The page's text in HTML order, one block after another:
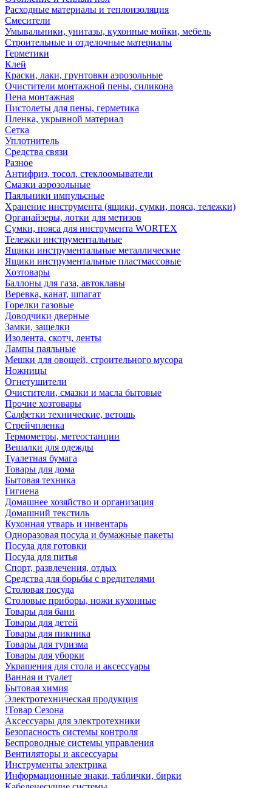
Расходные материалы и теплоизоляция
Смесители
Умывальники, унитазы, кухонные мойки, мебель
Строительные и отделочные материалы
Герметики
Клей
Краски, лаки, грунтовки аэрозольные
Очистители монтажной пены, силикона
Пена монтажная
Пистолеты для пены, герметика
Пленка, укрывной материал
Сетка
Уплотнитель
Средства связи
Разное
Антифриз, тосол, стеклоомыватели
Смазки аэрозольные
Паяльники импульсные
Хранение инструмента (ящики, сумки, пояса, тележки)
Органайзеры, лотки для метизов
Сумки, пояса для инструмента WORTEX
Тележки инструментальные
Ящики инструментальные металлические
Ящики инструментальные пластмассовые
Хозтовары
Баллоны для газа, автоклавы
Веревка, канат, шпагат
Горелки газовые
Доводчики дверные
Замки, защелки
Изолента, скотч, ленты
Лампы паяльные
Мешки для овощей, строительного мусора
Ножницы
Огнетушители
Очистители, смазки и масла бытовые
Прочие хозтовары
Салфетки технические, ветошь
Стрейчпленка
Термометры, метеостанции
Вешалки для одежды
Туалетная бумага
Товары для дома
Бытовая техника
Гигиена
Домашнее хозяйство и организация
Домашний текстиль
Кухонная утварь и инвентарь
Одноразовая посуда и бумажные пакеты
Посуда для готовки
Посуда для питья
Спорт, развлечения, отдых
Средства для борьбы с вредителями
Столовая посуда
Столовые приборы, ножи кухонные
Товары для бани
Товары для детей
Товары для пикника
Товары для туризма
Товары для уборки
Украшения для стола и аксессуары
Ванная и туалет
Бытовая химия
Электротехническая продукция
!Товар Сезона
Аксессуары для электротехники
Безопасность системы контроля
Беспроводные системы управления
Вентиляторы и аксессуары
Инструменты электрика
Информационные знаки, таблички, бирки